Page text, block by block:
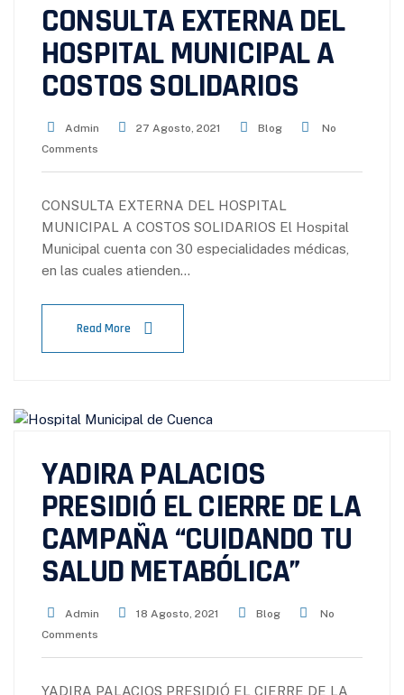
CONSULTA EXTERNA DEL
HOSPITAL MUNICIPAL A
COSTOS SOLIDARIOS
Admin 27 Agosto, 2021 Blog
No
Comments
CONSULTA EXTERNA DEL HOSPITAL
MUNICIPAL A COSTOS SOLIDARIOS El Hospital
Municipal cuenta con 30 especialidades médicas,
en las cuales atienden…
Read More
YADIRA PALACIOS
PRESIDIÓ EL CIERRE DE LA
CAMPAÑA “CUIDANDO TU
SALUD METABÓLICA”
Admin 18 Agosto, 2021 Blog
No
Comments
YADIRA PALACIOS PRESIDIÓ EL CIERRE DE LA